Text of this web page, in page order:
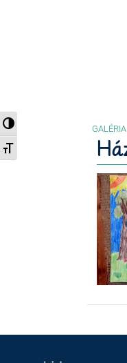
Nagy kontraszt váltása
Betűméret váltása